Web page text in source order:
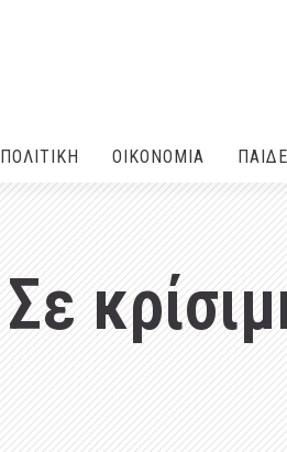
ΠΟΛΙΤΙΚΗ ΟΙΚΟΝΟΜΙΑ
Σε